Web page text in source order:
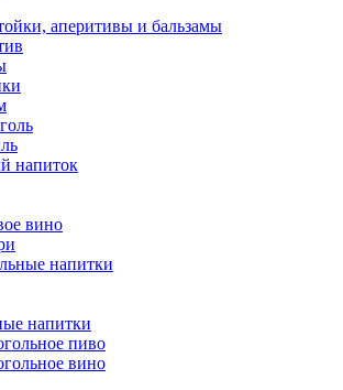
аперитивы и бальзамы
напиток
вино
напитки
напитки
пиво
вино